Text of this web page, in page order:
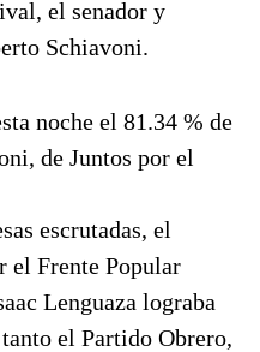
el senador y
Schiavoni.
noche el 81.34 % de
de Juntos por el
escrutadas, el
el Frente Popular
Lenguaza lograba
el Partido Obrero,